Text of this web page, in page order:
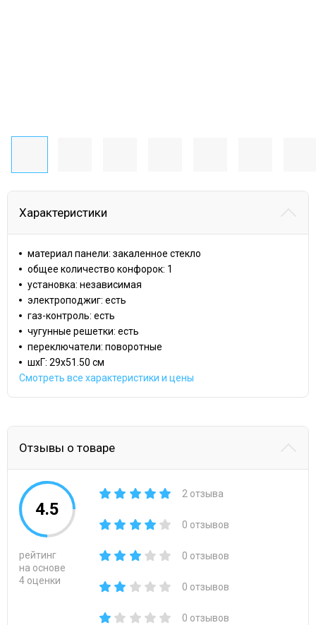
Характеристики
материал панели: закаленное стекло
общее количество конфорок: 1
установка: независимая
электроподжиг: есть
газ-контроль: есть
чугунные решетки: есть
переключатели: поворотные
шхГ: 29х51.50 см
Смотреть все характеристики и цены
Отзывы о товаре
4.5
рейтинг
на основе
4 оценки
2 отзыва
0 отзывов
0 отзывов
0 отзывов
0 отзывов